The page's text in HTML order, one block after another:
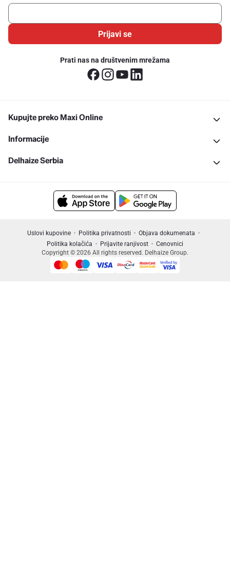
Prijavi se
Prati nas na društvenim mrežama
Kupujte preko Maxi Online
Informacije
Delhaize Serbia
Uslovi kupovine Politika privatnosti
Objava dokumenata
Politika kolačića
Prijavite ranjivost
Cenovnici
Copyright © 2026 All rights reserved. Delhaize Group.